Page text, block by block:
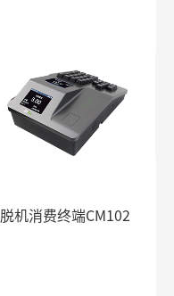
脱机消费终端CM102